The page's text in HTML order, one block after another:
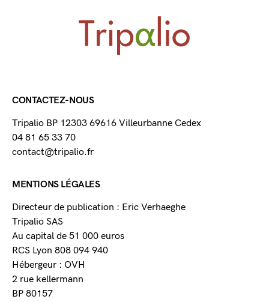
CONTACTEZ-NOUS
Tripalio BP 12303 69616 Villeurbanne Cedex
04 81 65 33 70
contact@tripalio.fr
MENTIONS LÉGALES
Directeur de publication : Eric Verhaeghe
Tripalio SAS
Au capital de 51 000 euros
RCS Lyon 808 094 940
Hébergeur : OVH
2 rue kellermann
BP 80157